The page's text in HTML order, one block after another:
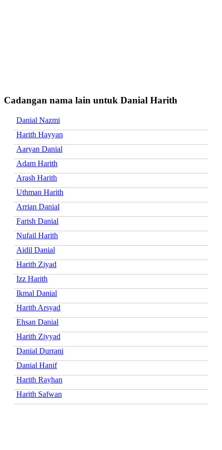
Cadangan nama lain untuk Danial Harith
Danial Nazmi
Harith Hayyan
Aaryan Danial
Adam Harith
Arash Harith
Uthman Harith
Arrian Danial
Farish Danial
Nufail Harith
Aidil Danial
Harith Ziyad
Izz Harith
Ikmal Danial
Harith Arsyad
Ehsan Danial
Harith Ziyyad
Danial Durrani
Danial Hanif
Harith Rayhan
Harith Safwan